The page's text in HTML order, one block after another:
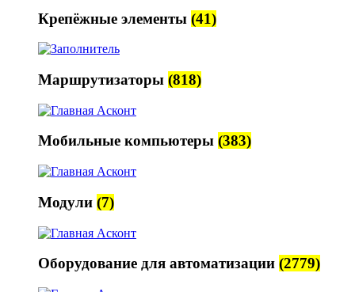
Крепёжные элементы (41)
Маршрутизаторы (818)
Мобильные компьютеры (383)
Модули (7)
Оборудование для автоматизации (2779)